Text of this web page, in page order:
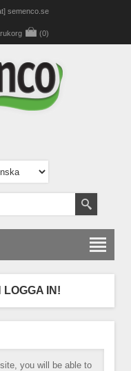
semenco.se
(0)
IN!
you will be able to